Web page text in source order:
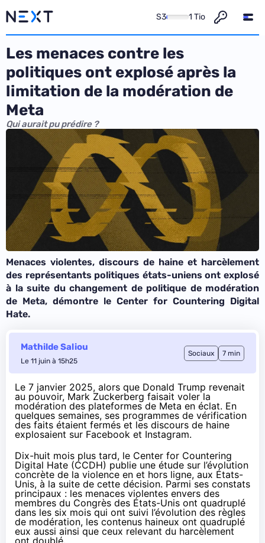
S3 1 Tio
Les menaces contre les
politiques ont explosé après la
limitation de la modération de
Meta
Qui aurait pu prédire ?
Menaces violentes, discours de haine et harcèlement
des représentants politiques états-uniens ont explosé
à la suite du changement de politique de modération
de Meta, démontre le Center for Countering Digital
Hate.
Mathilde Saliou
Le 11 juin à 15h25
Sociaux 7 min
Le 7 janvier 2025, alors que Donald Trump revenait
au pouvoir, Mark Zuckerberg faisait voler la
modération des plateformes de Meta en éclat. En
quelques semaines, ses programmes de vérification
des faits étaient fermés et les discours de haine
explosaient sur Facebook et Instagram.
Dix-huit mois plus tard, le Center for Countering
Digital Hate (CCDH) publie une étude sur l’évolution
concrète de la violence en et hors ligne, aux États-
Unis, à la suite de cette décision. Parmi ses constats
principaux : les menaces violentes envers des
membres du Congrès des États-Unis ont quadruplé
dans les six mois qui ont suivi l’évolution des règles
de modération, les contenus haineux ont quadruplé
eux aussi ainsi que ceux relevant du harcèlement